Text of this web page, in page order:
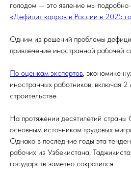
голодом — это явление мы подробно
«Дефицит кадров в России в 2025
Одним из решений проблемы
привлечение иностранной рабочей
По оценкам экспертов, экономике
иностранных работников, включая 2
строительстве.
На протяжении десятилетий страны
основным источником трудовых
Однако в последние годы эта
рабочих из Узбекистана,
государств заметно сократился.